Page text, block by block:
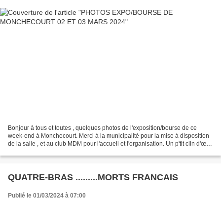
Bonjour à tous et toutes , quelques photos de l'exposition/bourse de ce
week-end à Monchecourt. Merci à la municipalité pour la mise à disposition
de la salle , et au club MDM pour l'accueil et l'organisation. Un p'tit clin d'œil
QUATRE-BRAS .........MORTS FRANCAIS
Publié le 01/03/2024 à 07:00